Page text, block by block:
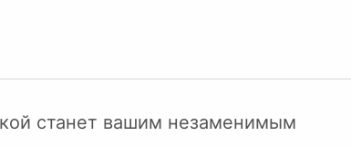
станет вашим незаменимым